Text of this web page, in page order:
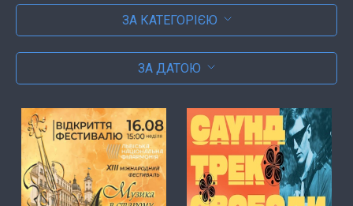
ЗА КАТЕГОРІЄЮ
ЗА ДАТОЮ